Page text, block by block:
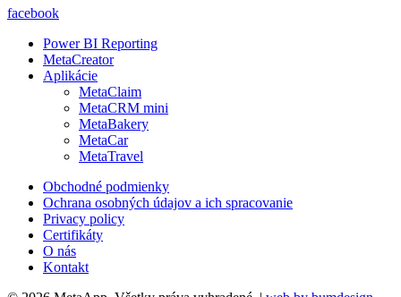
facebook
Power BI Reporting
MetaCreator
Aplikácie
MetaClaim
MetaCRM mini
MetaBakery
MetaCar
MetaTravel
Obchodné podmienky
Ochrana osobných údajov a ich spracovanie
Privacy policy
Certifikáty
O nás
Kontakt